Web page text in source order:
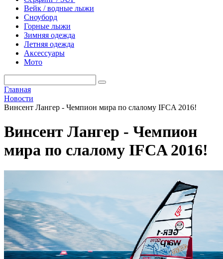
Вейк / водные лыжи
Сноуборд
Горные лыжи
Зимняя одежда
Летняя одежда
Аксессуары
Мото
Главная
Новости
Винсент Лангер - Чемпион мира по слалому IFCA 2016!
Винсент Лангер - Чемпион
мира по слалому IFCA 2016!